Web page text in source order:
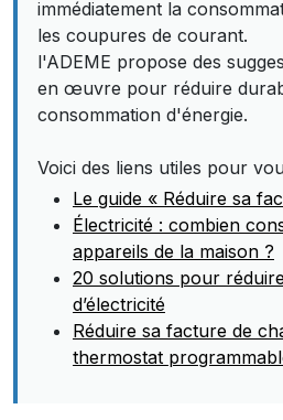
immédiatement la
les coupures de courant.
l'ADEME propose des
en œuvre pour réduire
consommation d'énergie.
Voici des liens utiles pour
Le guide « Réduire sa
Électricité : combien
appareils de la maison ?
20 solutions pour
d’électricité
Réduire sa facture de
thermostat